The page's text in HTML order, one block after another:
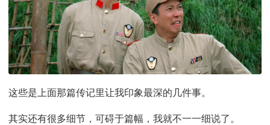
这些是上面那篇传记里让我印象最深的几件事。
其实还有很多细节，可碍于篇幅，我就不一一细说了。